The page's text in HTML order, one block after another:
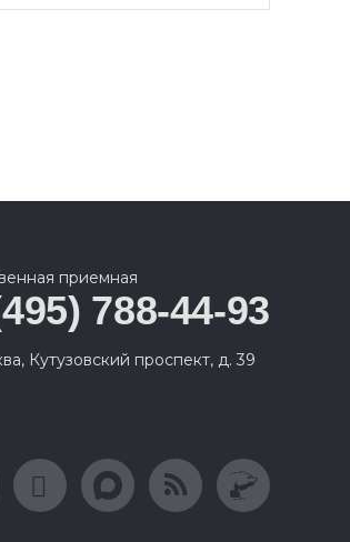
приемная
788-44-93
Кутузовский проспект, д. 39